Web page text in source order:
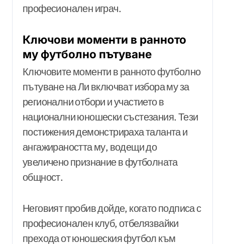
професионален играч.
Ключови моменти в ранното
му футболно пътуване
Ключовите моменти в ранното футболно
пътуване на Ли включват избора му за
регионални отбори и участието в
национални юношески състезания. Тези
постижения демонстрираха таланта и
ангажираността му, водещи до
увеличено признание в футболната
общност.
Неговият пробив дойде, когато подписа с
професионален клуб, отбелязвайки
прехода от юношеския футбол към